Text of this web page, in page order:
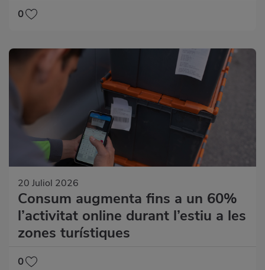
0
20 Juliol 2026
Consum augmenta fins a un 60%
l’activitat online durant l’estiu a les
zones turístiques
0